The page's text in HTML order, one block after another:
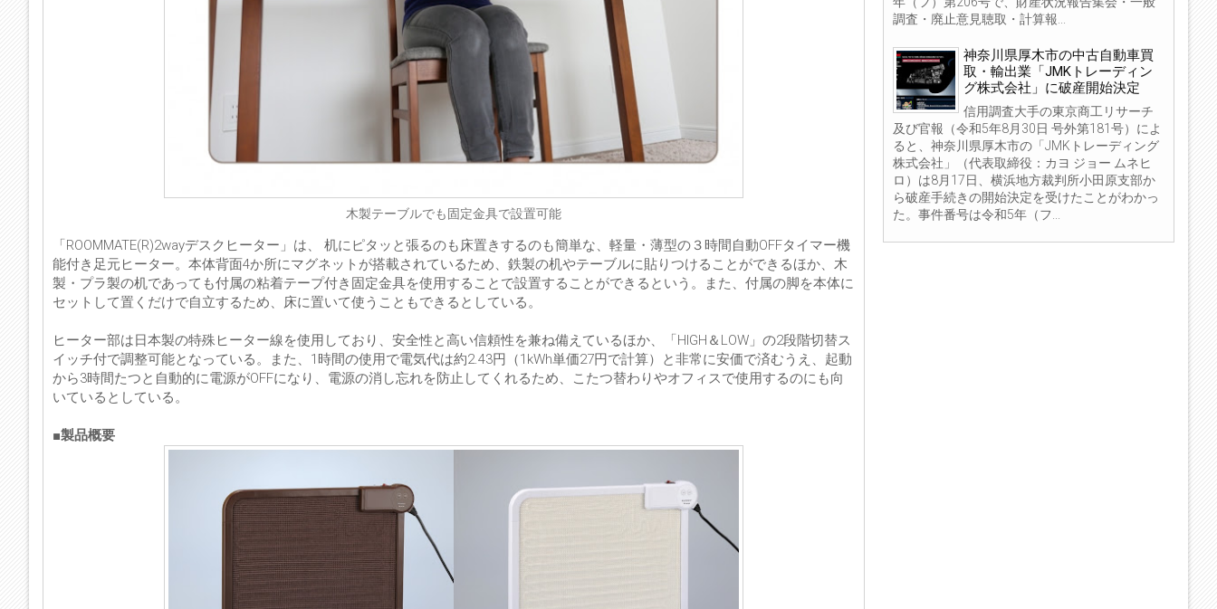
木製テーブルでも固定金具で設置可能
「ROOMMATE(R)2wayデスクヒーター」は、 机にピタッと張るのも床置きするのも簡単な、軽量・薄型の３時間自動OFFタイマー機
能付き足元ヒーター。本体背面4か所にマグネットが搭載されているため、鉄製の机やテーブルに貼りつけることができるほか、木
製・プラ製の机であっても付属の粘着テープ付き固定金具を使用することで設置することができるという。また、付属の脚を本体に
セットして置くだけで自立するため、床に置いて使うこともできるとしている。
ヒーター部は日本製の特殊ヒーター線を使用しており、安全性と高い信頼性を兼ね備えているほか、「HIGH＆LOW」の2段階切替ス
イッチ付で調整可能となっている。また、1時間の使用で電気代は約2.43円（1kWh単価27円で計算）と非常に安価で済むうえ、起動
から3時間たつと自動的に電源がOFFになり、電源の消し忘れを防止してくれるため、こたつ替わりやオフィスで使用するのにも向
いているとしている。
■製品概要
調査・廃止意見聴取・計算報...
神奈川県厚木市の中古自動車買
取・輸出業「JMKトレーディン
グ株式会社」に破産開始決定
信用調査大手の東京商工リサーチ
及び官報（令和5年8月30日 号外第181号）によ
ると、神奈川県厚木市の「JMKトレーディング
株式会社」（代表取締役：カヨ ジョー ムネヒ
ロ）は8月17日、横浜地方裁判所小田原支部か
ら破産手続きの開始決定を受けたことがわかっ
た。事件番号は令和5年（フ...